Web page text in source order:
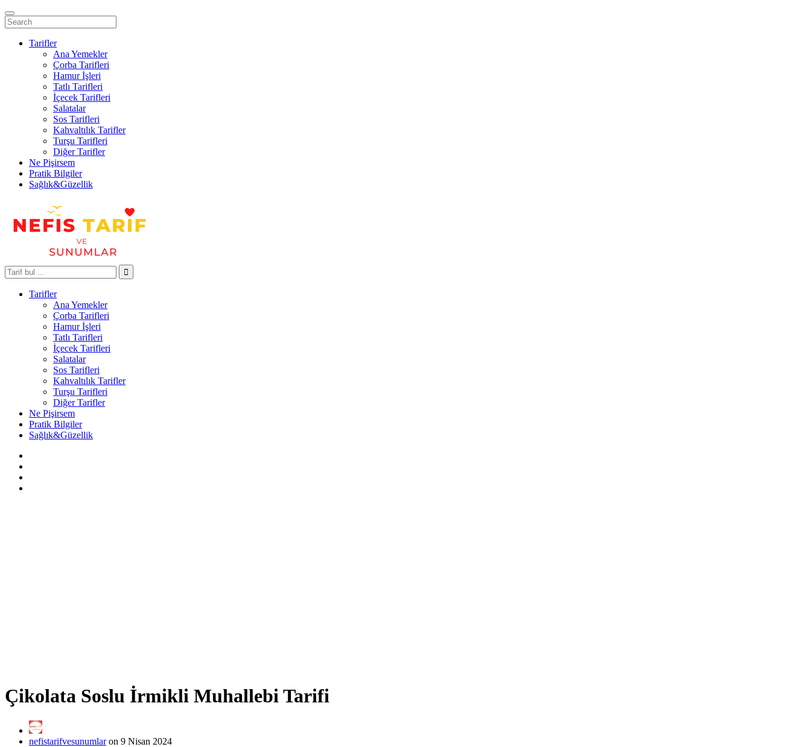
Tarifler
Ana Yemekler
Çorba Tarifleri
Hamur İşleri
Tatlı Tarifleri
İçecek Tarifleri
Salatalar
Sos Tarifleri
Kahvaltılık Tarifler
Turşu Tarifleri
Diğer Tarifler
Ne Pişirsem
Pratik Bilgiler
Sağlık&Güzellik
Tarifler
Ana Yemekler
Çorba Tarifleri
Hamur İşleri
Tatlı Tarifleri
İçecek Tarifleri
Salatalar
Sos Tarifleri
Kahvaltılık Tarifler
Turşu Tarifleri
Diğer Tarifler
Ne Pişirsem
Pratik Bilgiler
Sağlık&Güzellik
Çikolata Soslu İrmikli Muhallebi Tarifi
nefistarifvesunumlaron 9 Nisan 2024